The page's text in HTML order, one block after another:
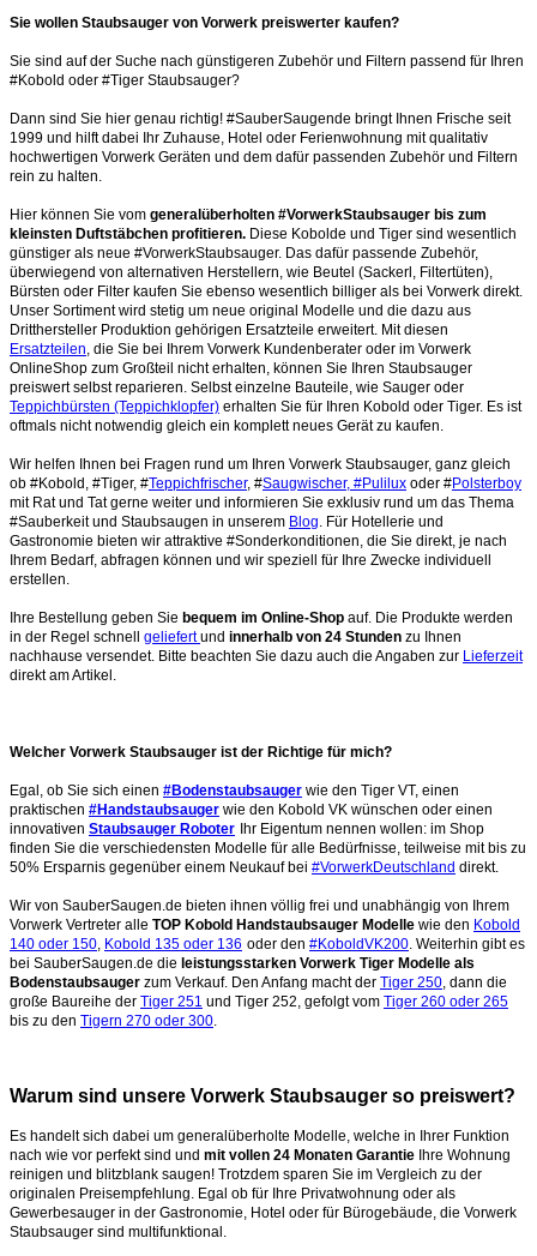
Sie wollen Staubsauger von Vorwerk preiswerter kaufen?
Sie sind auf der Suche nach günstigeren Zubehör und Filtern passend für Ihren
#Kobold oder #Tiger Staubsauger?
Dann sind Sie hier genau richtig! #SauberSaugende bringt Ihnen Frische seit
1999 und hilft dabei Ihr Zuhause, Hotel oder Ferienwohnung mit qualitativ
hochwertigen Vorwerk Geräten und dem dafür passenden Zubehör und Filtern
rein zu halten.
Hier können Sie vom generalüberholten #VorwerkStaubsauger bis zum
kleinsten Duftstäbchen profitieren. Diese Kobolde und Tiger sind wesentlich
günstiger als neue #VorwerkStaubsauger. Das dafür passende Zubehör,
überwiegend von alternativen Herstellern, wie Beutel (Sackerl, Filtertüten),
Bürsten oder Filter kaufen Sie ebenso wesentlich billiger als bei Vorwerk direkt.
Unser Sortiment wird stetig um neue original Modelle und die dazu aus
Dritthersteller Produktion gehörigen Ersatzteile erweitert. Mit diesen
Ersatzteilen , die Sie bei Ihrem Vorwerk Kundenberater oder im Vorwerk
OnlineShop zum Großteil nicht erhalten, können Sie Ihren Staubsauger
preiswert selbst reparieren. Selbst einzelne Bauteile, wie Sauger oder
Teppichbürsten (Teppichklopfer) erhalten Sie für Ihren Kobold oder Tiger. Es ist
oftmals nicht notwendig gleich ein komplett neues Gerät zu kaufen.
Wir helfen Ihnen bei Fragen rund um Ihren Vorwerk Staubsauger, ganz gleich
ob #Kobold, #Tiger, #Teppichfrischer, #Saugwischer, #Pulilux oder #Polsterboy
mit Rat und Tat gerne weiter und informieren Sie exklusiv rund um das Thema
#Sauberkeit und Staubsaugen in unserem Blog . Für Hotellerie und
Gastronomie bieten wir attraktive #Sonderkonditionen, die Sie direkt, je nach
Ihrem Bedarf, abfragen können und wir speziell für Ihre Zwecke individuell
erstellen.
Ihre Bestellung geben Sie bequem im Online-Shop auf. Die Produkte werden
in der Regel schnell geliefertund innerhalb von 24 Stunden zu Ihnen
nachhause versendet. Bitte beachten Sie dazu auch die Angaben zur Lieferzeit
direkt am Artikel.
Welcher Vorwerk Staubsauger ist der Richtige für mich?
Egal, ob Sie sich einen #Bodenstaubsauger wie den Tiger VT, einen
praktischen #Handstaubsauger wie den Kobold VK wünschen oder einen
innovativen Staubsauger Roboter Ihr Eigentum nennen wollen: im Shop
finden Sie die verschiedensten Modelle für alle Bedürfnisse, teilweise mit bis zu
50% Ersparnis gegenüber einem Neukauf bei #VorwerkDeutschland direkt.
Wir von SauberSaugen.de bieten ihnen völlig frei und unabhängig von Ihrem
Vorwerk Vertreter alle TOP Kobold Handstaubsauger Modelle wie den Kobold
140 oder 150 Kobold 135 oder 136 oder den #KoboldVK200 . Weiterhin gibt es
bei SauberSaugen.de die leistungsstarken Vorwerk Tiger Modelle als
Bodenstaubsauger zum Verkauf. Den Anfang macht der Tiger 250 , dann die
große Baureihe der Tiger 251 und Tiger 252, gefolgt vom Tiger 260 oder 265
bis zu den Tigern 270 oder 300
Warum sind unsere Vorwerk Staubsauger so preiswert?
Es handelt sich dabei um generalüberholte Modelle, welche in Ihrer Funktion
nach wie vor perfekt sind und mit vollen 24 Monaten Garantie Ihre Wohnung
reinigen und blitzblank saugen! Trotzdem sparen Sie im Vergleich zu der
originalen Preisempfehlung. Egal ob für Ihre Privatwohnung oder als
Gewerbesauger in der Gastronomie, Hotel oder für Bürogebäude, die Vorwerk
Staubsauger sind multifunktional.